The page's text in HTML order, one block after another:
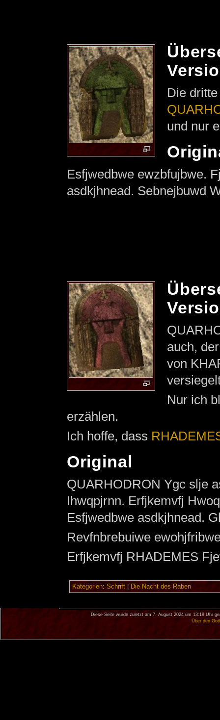
Die
und nur
Esfjwedbwe ewzbfujbwe.
asdkjhnead. Sebnejbuwd
auch,
von
Nur ich
erzählen.
Ich hoffe, dass
Original
QUARHODRON Ygc slje
Ihwqpjrnn. Erfjkemvfj
Esfjwedbwe asdkjhnead.
Revfnbrebuiwe
Erfjkemvfj RHADEMES
Kategorien: Schrift| Die Nacht des Raben
Diese Seite wurde zuletzt am 7. August 2024 um 13:19 Uhr
Über den